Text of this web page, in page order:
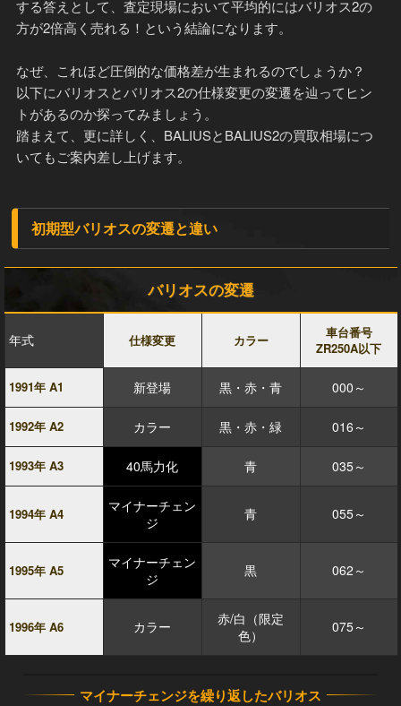
する答えとして、査定現場において平均的にはバリオス2の
方が2倍高く売れる！という結論になります。
なぜ、これほど圧倒的な価格差が生まれるのでしょうか？
以下にバリオスとバリオス2の仕様変更の変遷を辿ってヒン
トがあるのか探ってみましょう。
踏まえて、更に詳しく、BALIUSとBALIUS2の買取相場につ
いてもご案内差し上げます。
初期型バリオスの変遷と違い
バリオスの変遷
年式 仕様変更 カラー
車台番号
ZR250A以下
1991年 A1 新登場 黒・赤・青 000～
1992年 A2 カラー 黒・赤・緑 016～
1993年 A3 40馬力化 青 035～
1994年 A4
マイナーチェン
ジ
青 055～
1995年 A5
マイナーチェン
ジ
黒 062～
1996年 A6 カラー
赤/白（限定
色）
075～
マイナーチェンジを繰り返したバリオス